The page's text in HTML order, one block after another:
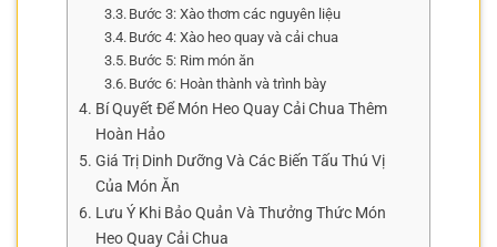
Bước 3: Xào thơm các nguyên liệu
Bước 4: Xào heo quay và cải chua
Bước 5: Rim món ăn
Bước 6: Hoàn thành và trình bày
Bí Quyết Để Món Heo Quay Cải Chua Thêm
Hoàn Hảo
Giá Trị Dinh Dưỡng Và Các Biến Tấu Thú Vị
Của Món Ăn
Lưu Ý Khi Bảo Quản Và Thưởng Thức Món
Heo Quay Cải Chua